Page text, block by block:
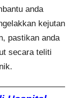
anda
kejutan
pastikan anda
secara teliti